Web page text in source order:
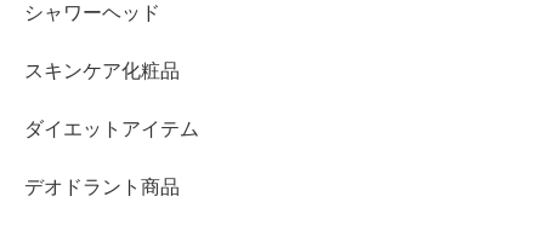
シャワーヘッド
スキンケア化粧品
ダイエットアイテム
デオドラント商品